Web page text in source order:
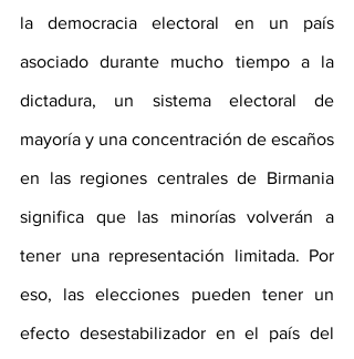
la democracia electoral en un país
asociado durante mucho tiempo a la
dictadura, un sistema electoral de
mayoría y una concentración de escaños
en las regiones centrales de Birmania
significa que las minorías volverán a
tener una representación limitada. Por
eso, las elecciones pueden tener un
efecto desestabilizador en el país del